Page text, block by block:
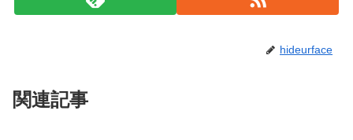
hideurface
関連記事